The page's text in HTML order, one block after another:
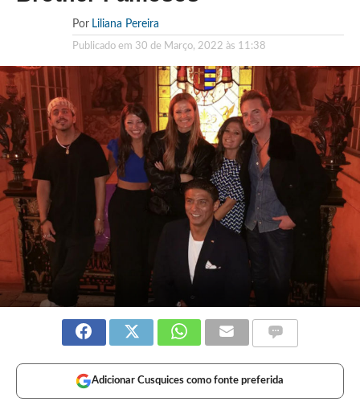
Por Liliana Pereira
Publicado em 30 de Março, 2022 às 11:38
Adicionar Cusquices como fonte preferida